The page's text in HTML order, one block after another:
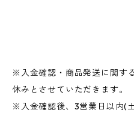
※入金確認・商品発送に関す
休みとさせていただきます。
※入金確認後、3営業日以内(